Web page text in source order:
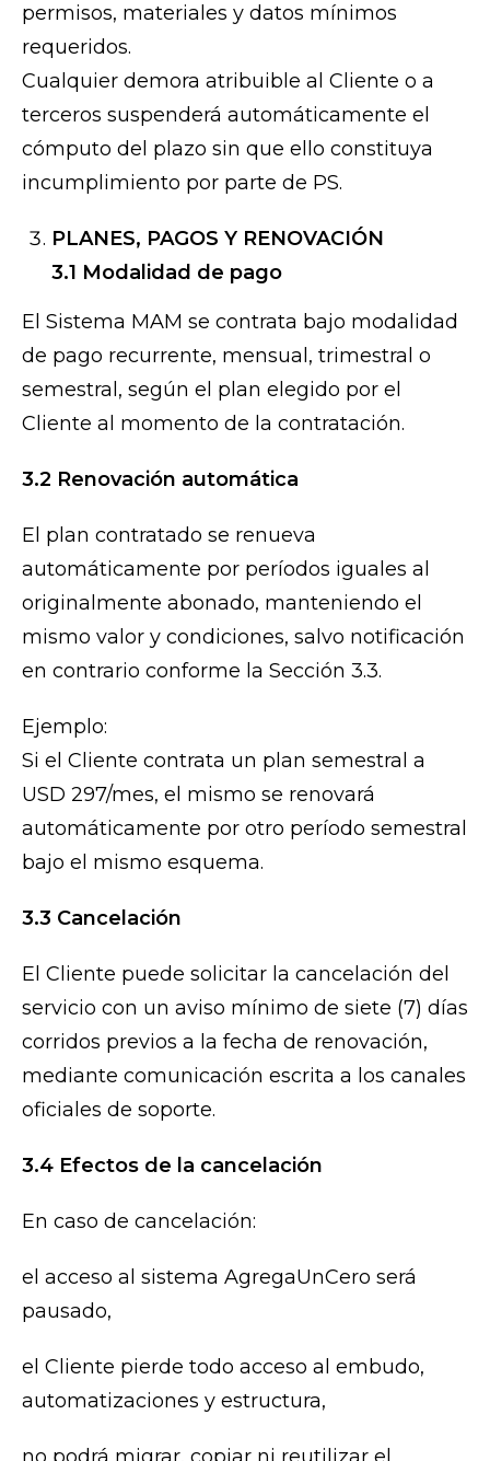
permisos, materiales y datos mínimos
requeridos.
Cualquier demora atribuible al Cliente o a
terceros suspenderá automáticamente el
cómputo del plazo sin que ello constituya
incumplimiento por parte de PS.
PLANES, PAGOS Y RENOVACIÓN
3.1 Modalidad de pago
El Sistema MAM se contrata bajo modalidad
de pago recurrente, mensual, trimestral o
semestral, según el plan elegido por el
Cliente al momento de la contratación.
3.2 Renovación automática
El plan contratado se renueva
automáticamente por períodos iguales al
originalmente abonado, manteniendo el
mismo valor y condiciones, salvo notificación
en contrario conforme la Sección 3.3.
Ejemplo:
Si el Cliente contrata un plan semestral a
USD 297/mes, el mismo se renovará
automáticamente por otro período semestral
bajo el mismo esquema.
3.3 Cancelación
El Cliente puede solicitar la cancelación del
servicio con un aviso mínimo de siete (7) días
corridos previos a la fecha de renovación,
mediante comunicación escrita a los canales
oficiales de soporte.
3.4 Efectos de la cancelación
En caso de cancelación:
el acceso al sistema AgregaUnCero será
pausado,
el Cliente pierde todo acceso al embudo,
automatizaciones y estructura,